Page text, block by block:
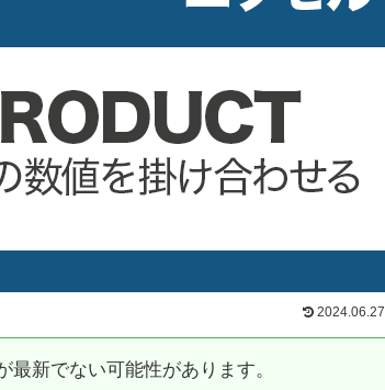
2024.06.27
新でない可能性があります。